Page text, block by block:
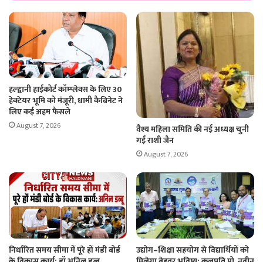
हल्द्वानी हाईकोर्ट कॉम्प्लेक्स के लिए 30
हेक्टेयर भूमि को मंजूरी, धामी कैबिनेट ने
लिए कई अहम फैसले
August 7, 2026
वैश्य महिला समिति की नई अध्यक्ष चुनी
गईं राशी जैन
August 7, 2026
निर्धारित समय सीमा में पूरे हों मंडी बोर्ड
उद्योग–शिक्षा सहयोग से विद्यार्थियों को